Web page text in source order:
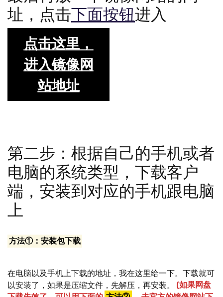
址，点击下面按钮进入
点击这里，
进入镜像网
站地址
第二步：根据自己的手机或者
电脑的系统类型，下载客户
端，安装到对应的手机跟电脑
上
方法①：安装包下载
在电脑以及手机上下载的地址，我在这里给一下。下载就可
以安装了，如果是压缩文件，先解压，再安装。
(如果网盘